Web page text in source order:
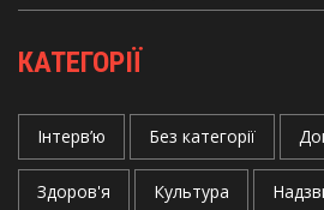
КАТЕГОРІЇ
Інтерв’ю Без категорії
Здоров'я Культура